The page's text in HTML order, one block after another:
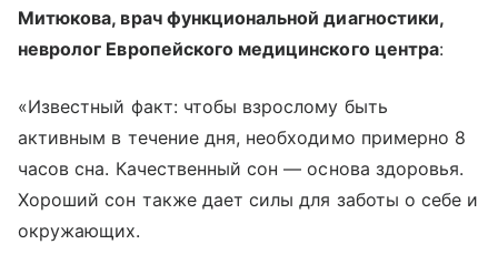
Митюкова, врач функциональной диагностики,
невролог Европейского медицинского центра:
«Известный факт: чтобы взрослому быть
активным в течение дня, необходимо примерно 8
часов сна. Качественный сон — основа здоровья.
Хороший сон также дает силы для заботы о себе и
окружающих.